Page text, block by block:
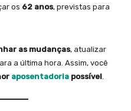
os 62 anos, previstas para
as mudanças, atualizar
a última hora. Assim, você
aposentadoria possível.